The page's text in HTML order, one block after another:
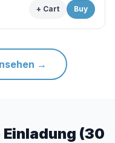
+ Cart Buy
→
(30